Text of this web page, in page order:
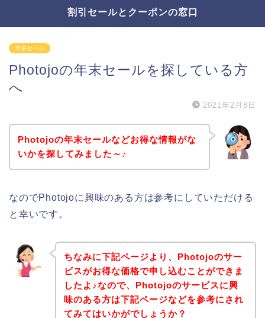
割引セールとクーポンの窓口
年末セール
Photojoの年末セールを探している方
へ
2021年2月8日
Photojoの年末セールなどお得な情報がな
いかを探してみました～♪
なのでPhotojoに興味のある方は参考にしていただける
と幸いです。
ちなみに下記ページより、Photojoのサー
ビスがお得な価格で申し込むことができま
したよ♪なので、Photojoのサービスに興
味のある方は下記ページなどを参考にされ
てみてはいかがでしょうか？